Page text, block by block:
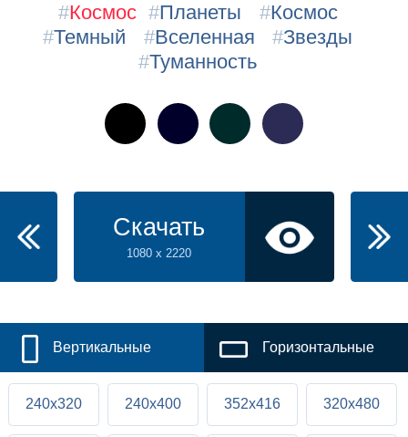
#Космос #Планеты #Космос
#Темный #Вселенная #Звезды
#Туманность
Скачать
1080 x 2220
Вертикальные Горизонтальные
240x320 240x400 352x416 320x480